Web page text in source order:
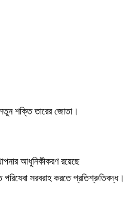
নতুন শক্তি তারের জোতা।
আধুনিকীকরণ রয়েছে
সরবরাহ করতে প্রতিশ্রুতিবদ্ধ।